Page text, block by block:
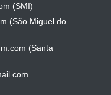
(SMI)
(São Miguel do
(Santa